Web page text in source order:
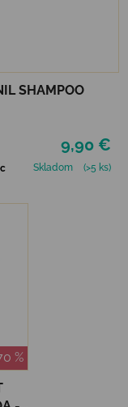
SHAMPOO
9,90 €
Skladom (>5 ks)
%